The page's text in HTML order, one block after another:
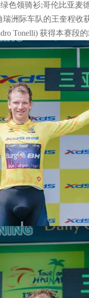
色领骑衫;哥伦比亚麦
瑞洲际车队的王奎程
Tonelli) 获得本赛段